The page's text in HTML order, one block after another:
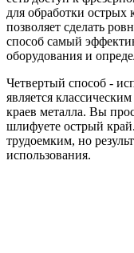
для обработки острых
позволяет сделать
способ самый
оборудования и
Четвертый способ -
является
краев металла. Вы
шлифуете острый
трудоемким, но
использования.